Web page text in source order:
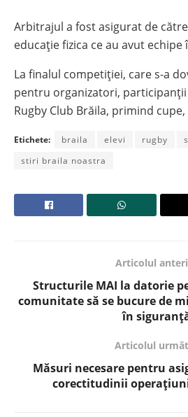
Arbitrajul a fost asigurat de
educație fizica ce au avut
La finalul competiției, care s-a
pentru organizatori,
Rugby Club Brăila, primind
Etichete: braila elevi rugby
stiri braila noastra
Articolul
Structurile MAI la datorie
comunitate să se bucure de
în
Articolul
Măsuri necesare pentru
corectitudinii